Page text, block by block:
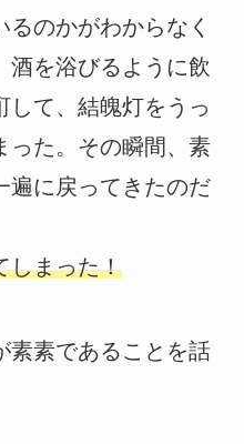
のかがわからなく
酒を浴びるように飲
して、結魄灯をうっ
った。その瞬間、素
遍に戻ってきたのだ
しまった！
素素であることを話